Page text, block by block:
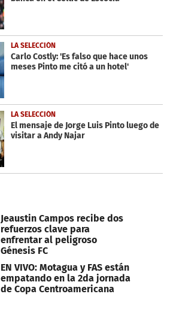
LA SELECCIÓN
Carlo Costly: 'Es falso que hace unos
meses Pinto me citó a un hotel'
LA SELECCIÓN
El mensaje de Jorge Luis Pinto luego de
visitar a Andy Najar
Jeaustin Campos recibe dos
refuerzos clave para
enfrentar al peligroso
Génesis FC
EN VIVO: Motagua y FAS están
empatando en la 2da jornada
de Copa Centroamericana